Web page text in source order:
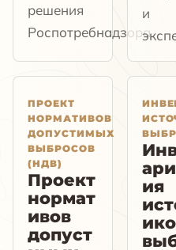
решения
Роспотребнадзора.
и
ПРОЕКТ
НОРМАТИВОВ
ДОПУСТИМЫХ
ВЫБРОСОВ
(НДВ)
Проект
нормат
ивов
допуст
ия